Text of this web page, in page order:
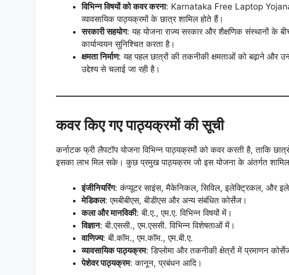
विभिन्न विषयों को कवर करना: Karnataka Free Laptop Yojana
व्यावसायिक पाठ्यक्रमों के छात्र शामिल होते हैं।
सरकारी सहयोग: यह योजना राज्य सरकार और शैक्षणिक संस्थानों के
कार्यान्वयन सुनिश्चित करता है।
क्षमता निर्माण: यह पहल छात्रों की तकनीकी क्षमताओं को बढ़ाने और
उद्देश्य से चलाई जा रही है।
कवर किए गए पाठ्यक्रमों की सूची
कर्नाटक फ्री लैपटॉप योजना विभिन्न पाठ्यक्रमों को कवर करती है, ताकि
इसका लाभ मिल सके। कुछ प्रमुख पाठ्यक्रम जो इस योजना के अंतर्गत
इंजीनियरिंग: कंप्यूटर साइंस, मैकेनिकल, सिविल, इलेक्ट्रिकल, और
मेडिकल: एमबीबीएस, बीडीएस और अन्य संबंधित कोर्सेज।
कला और मानविकी: बी.ए., एम.ए. विभिन्न विषयों में।
विज्ञान: बी.एससी., एम.एससी. विभिन्न विशेषताओं में।
वाणिज्य: बी.कॉम., एम.कॉम., एम.बी.ए.
व्यावसायिक पाठ्यक्रम: डिप्लोमा और तकनीकी क्षेत्रों में प्रमाणन
पेशेवर पाठ्यक्रम: कानून, प्रबंधन आदि।